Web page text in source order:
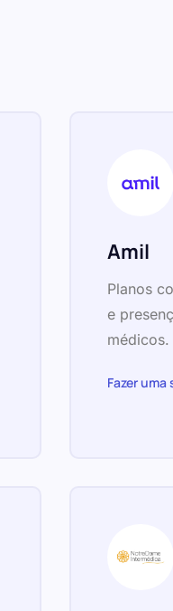
Amil
Planos
e
médicos.
Fazer